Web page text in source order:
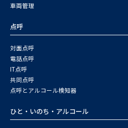
車両管理
点呼
対面点呼
電話点呼
IT点呼
共同点呼
点呼とアルコール検知器
ひと・いのち・アルコール